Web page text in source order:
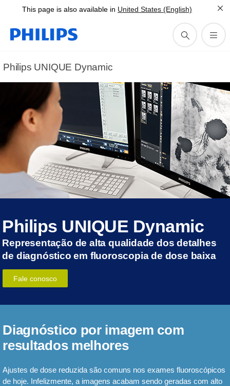
This page is also available in United States (English)
Philips UNIQUE Dynamic
Philips UNIQUE Dynamic
Representação de alta qualidade dos detalhes
de diagnóstico em fluoroscopia de dose baixa
Fale conosco
Diagnóstico por imagem com
resultados melhores
Ajustes de dose reduzida são comuns nos exames fluoroscópicos
de hoje. Infelizmente, a imagens acabam sendo geradas com alto